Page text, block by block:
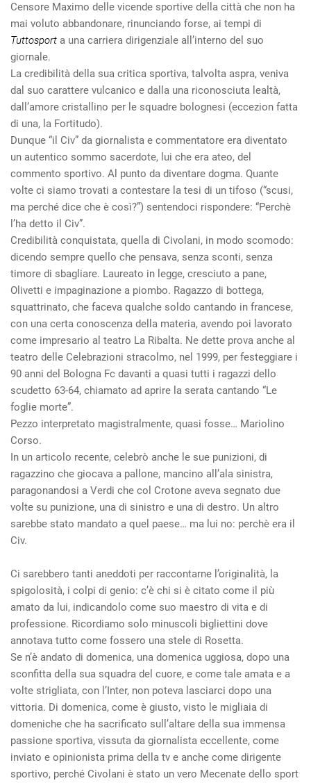
Censore Maximo delle vicende sportive della città che non ha
mai voluto abbandonare, rinunciando forse, ai tempi di
Tuttosport a una carriera dirigenziale all’interno del suo
giornale.
La credibilità della sua critica sportiva, talvolta aspra, veniva
dal suo carattere vulcanico e dalla una riconosciuta lealtà,
dall’amore cristallino per le squadre bolognesi (eccezion fatta
di una, la Fortitudo).
Dunque “il Civ” da giornalista e commentatore era diventato
un autentico sommo sacerdote, lui che era ateo, del
commento sportivo. Al punto da diventare dogma. Quante
volte ci siamo trovati a contestare la tesi di un tifoso (“scusi,
ma perché dice che è così?”) sentendoci rispondere: “Perchè
l’ha detto il Civ”.
Credibilità conquistata, quella di Civolani, in modo scomodo:
dicendo sempre quello che pensava, senza sconti, senza
timore di sbagliare. Laureato in legge, cresciuto a pane,
Olivetti e impaginazione a piombo. Ragazzo di bottega,
squattrinato, che faceva qualche soldo cantando in francese,
con una certa conoscenza della materia, avendo poi lavorato
come impresario al teatro La Ribalta. Ne dette prova anche al
teatro delle Celebrazioni stracolmo, nel 1999, per festeggiare i
90 anni del Bologna Fc davanti a quasi tutti i ragazzi dello
scudetto 63-64, chiamato ad aprire la serata cantando “Le
foglie morte”.
Pezzo interpretato magistralmente, quasi fosse… Mariolino
Corso.
In un articolo recente, celebrò anche le sue punizioni, di
ragazzino che giocava a pallone, mancino all’ala sinistra,
paragonandosi a Verdi che col Crotone aveva segnato due
volte su punizione, una di sinistro e una di destro. Un altro
sarebbe stato mandato a quel paese… ma lui no: perchè era il
Civ.
Ci sarebbero tanti aneddoti per raccontarne l’originalità, la
spigolosità, i colpi di genio: c’è chi si è citato come il più
amato da lui, indicandolo come suo maestro di vita e di
professione. Ricordiamo solo minuscoli bigliettini dove
annotava tutto come fossero una stele di Rosetta.
Se n’è andato di domenica, una domenica uggiosa, dopo una
sconfitta della sua squadra del cuore, e come tale amata e a
volte strigliata, con l’Inter, non poteva lasciarci dopo una
vittoria. Di domenica, come è giusto, visto le migliaia di
domeniche che ha sacrificato sull’altare della sua immensa
passione sportiva, vissuta da giornalista eccellente, come
inviato e opinionista prima della tv e anche come dirigente
sportivo, perché Civolani è stato un vero Mecenate dello sport